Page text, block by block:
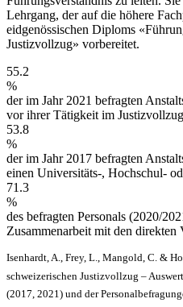
Lehrgang, der auf die höhere
eidgenössischen Diploms
Justizvollzug» vorbereitet.
55.2
%
der im Jahr 2021 befragten
vor ihrer Tätigkeit im
53.8
%
der im Jahr 2017 befragten
einen Universitäts-, Hochschul-
71.3
%
des befragten Personals (2020/
Zusammenarbeit mit den direkten
Isenhardt, A., Frey, L., Mangold, C. &
schweizerischen Justizvollzug –
(2017, 2021) und der